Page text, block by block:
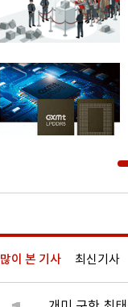
많이 본 기사 최신기사